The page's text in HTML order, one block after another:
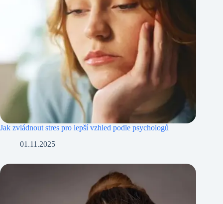
Jak zvládnout stres pro lepší vzhled podle psychologů
01.11.2025